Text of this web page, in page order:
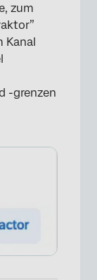
zum
Kanal
-grenzen